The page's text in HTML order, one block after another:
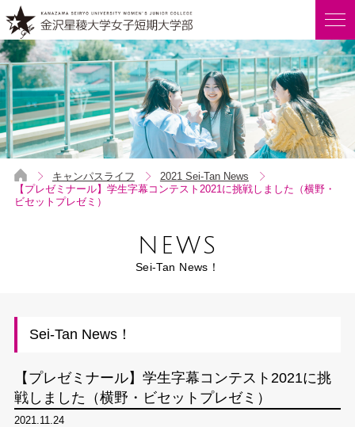
キャンパスライフ
2021 Sei-Tan News
【プレゼミナール】学生字幕コンテスト2021に挑戦しました（横野・
ビセットプレゼミ）
NEWS
Sei-Tan News！
Sei-Tan News！
【プレゼミナール】学生字幕コンテスト2021に挑
戦しました（横野・ビセットプレゼミ）
2021.11.24